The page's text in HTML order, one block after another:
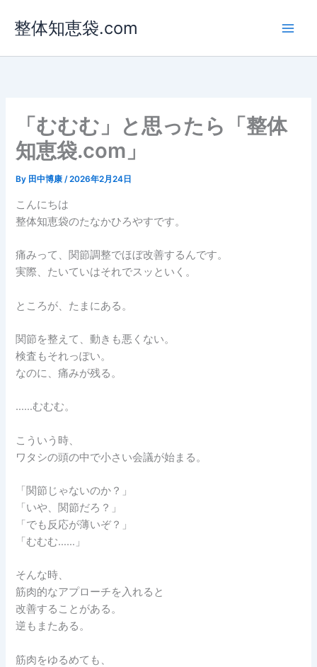
ス
整体知恵袋.com
「むむむ」と思ったら「整体
知恵袋.com」
By 田中博康/2026年2月24日
こんにちは
整体知恵袋のたなかひろやすです。
痛みって、関節調整でほぼ改善するんです。
実際、たいていはそれでスッといく。
ところが、たまにある。
関節を整えて、動きも悪くない。
検査もそれっぽい。
なのに、痛みが残る。
……むむむ。
こういう時、
ワタシの頭の中で小さい会議が始まる。
「関節じゃないのか？」
「いや、関節だろ？」
「でも反応が薄いぞ？」
「むむむ……」
そんな時、
筋肉的なアプローチを入れると
改善することがある。
逆もまたある。
筋肉をゆるめても、